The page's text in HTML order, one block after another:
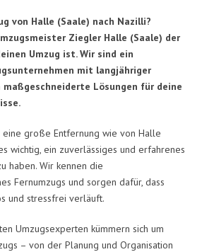
von Halle (Saale) nach Nazilli?
Ziegler Halle (Saale) der
Umzug ist. Wir sind ein
mit langjähriger
Lösungen für deine
große Entfernung wie von Halle
wichtig, ein zuverlässiges und erfahrenes
haben. Wir kennen die
Fernumzugs und sorgen dafür, dass
und stressfrei verläuft.
Umzugsexperten kümmern sich um
– von der Planung und Organisation